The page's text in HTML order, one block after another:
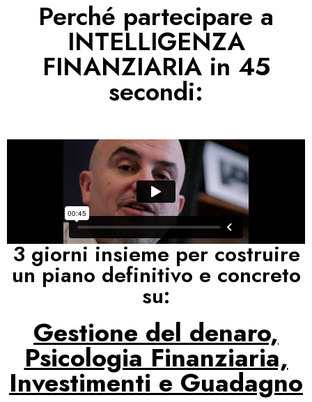
Perché partecipare a
INTELLIGENZA
FINANZIARIA in 45
secondi:
3 giorni insieme per costruire
un piano definitivo e concreto
su:
Gestione del denaro,
Psicologia Finanziaria,
Investimenti e Guadagno